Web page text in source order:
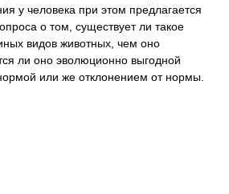
у человека при этом предлагается
о том, существует ли такое
видов животных, чем оно
ли оно эволюционно выгодной
или же отклонением от нормы.